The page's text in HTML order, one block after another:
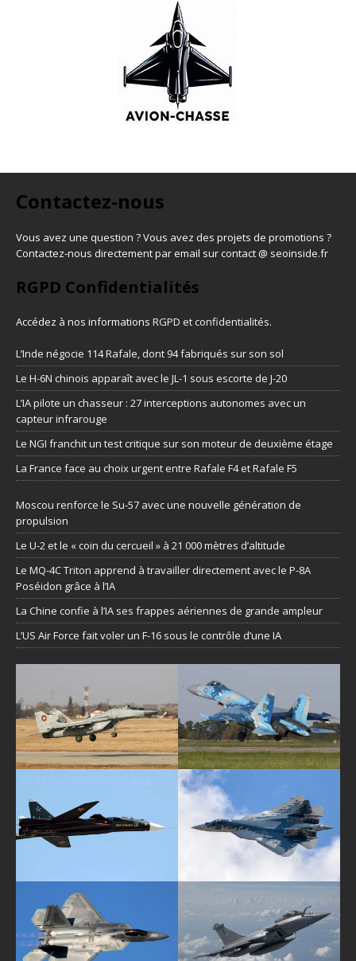
Contactez-nous
Vous avez une question ? Vous avez des projets de promotions ?
Contactez-nous directement par email sur contact @ seoinside.fr
RGPD Confidentialités
Accédez à nos informations RGPD et confidentialités.
L’Inde négocie 114 Rafale, dont 94 fabriqués sur son sol
Le H-6N chinois apparaît avec le JL-1 sous escorte de J-20
L’IA pilote un chasseur : 27 interceptions autonomes avec un
capteur infrarouge
Le NGI franchit un test critique sur son moteur de deuxième étage
La France face au choix urgent entre Rafale F4 et Rafale F5
Moscou renforce le Su-57 avec une nouvelle génération de
propulsion
Le U-2 et le « coin du cercueil » à 21 000 mètres d’altitude
Le MQ-4C Triton apprend à travailler directement avec le P-8A
Poséidon grâce à l’IA
La Chine confie à l’IA ses frappes aériennes de grande ampleur
L’US Air Force fait voler un F-16 sous le contrôle d’une IA